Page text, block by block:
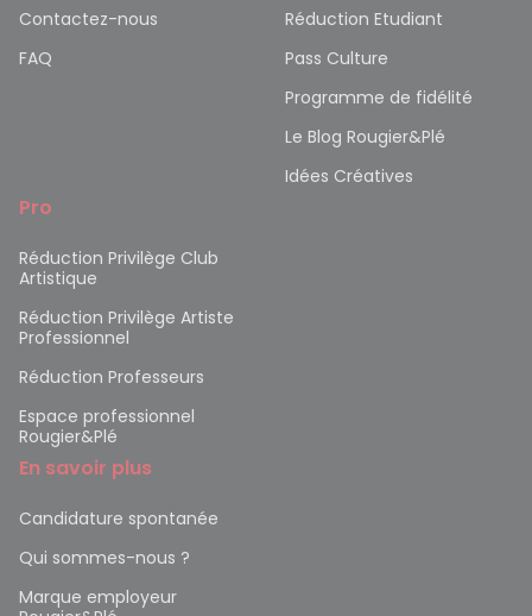
Contactez-nous
FAQ
Réduction Etudiant
Pass Culture
Programme de fidélité
Le Blog Rougier&Plé
Idées Créatives
Pro
Réduction Privilège Club
Artistique
Réduction Privilège Artiste
Professionnel
Réduction Professeurs
Espace professionnel
Rougier&Plé
En savoir plus
Candidature spontanée
Qui sommes-nous ?
Marque employeur